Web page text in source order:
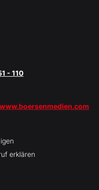
- 110
www.boersenmedien.com
erklären